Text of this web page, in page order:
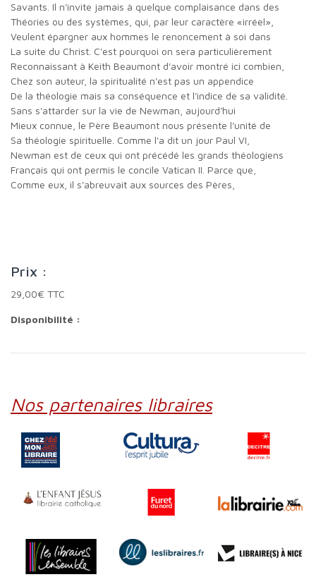
savants. Il n'invite jamais à quelque complaisance dans des
théories ou des systèmes, qui, par leur caractère «irréel»,
veulent épargner aux hommes le renoncement à soi dans
la suite du Christ. C'est pourquoi on sera particulièrement
reconnaissant à Keith Beaumont d'avoir montré ici combien,
chez son auteur, la spiritualité n'est pas un appendice
de la théologie mais sa conséquence et l'indice de sa validité.
Sans s'attarder sur la vie de Newman, aujourd'hui
mieux connue, le Père Beaumont nous présente l'unité de
sa théologie spirituelle. Comme l'a dit un jour Paul VI,
Newman est de ceux qui ont précédé les grands théologiens
français qui ont permis le concile Vatican II. Parce que,
comme eux, il s'abreuvait aux sources des Pères,
Prix :
29,00€ TTC
Disponibilité :
Nos partenaires libraires